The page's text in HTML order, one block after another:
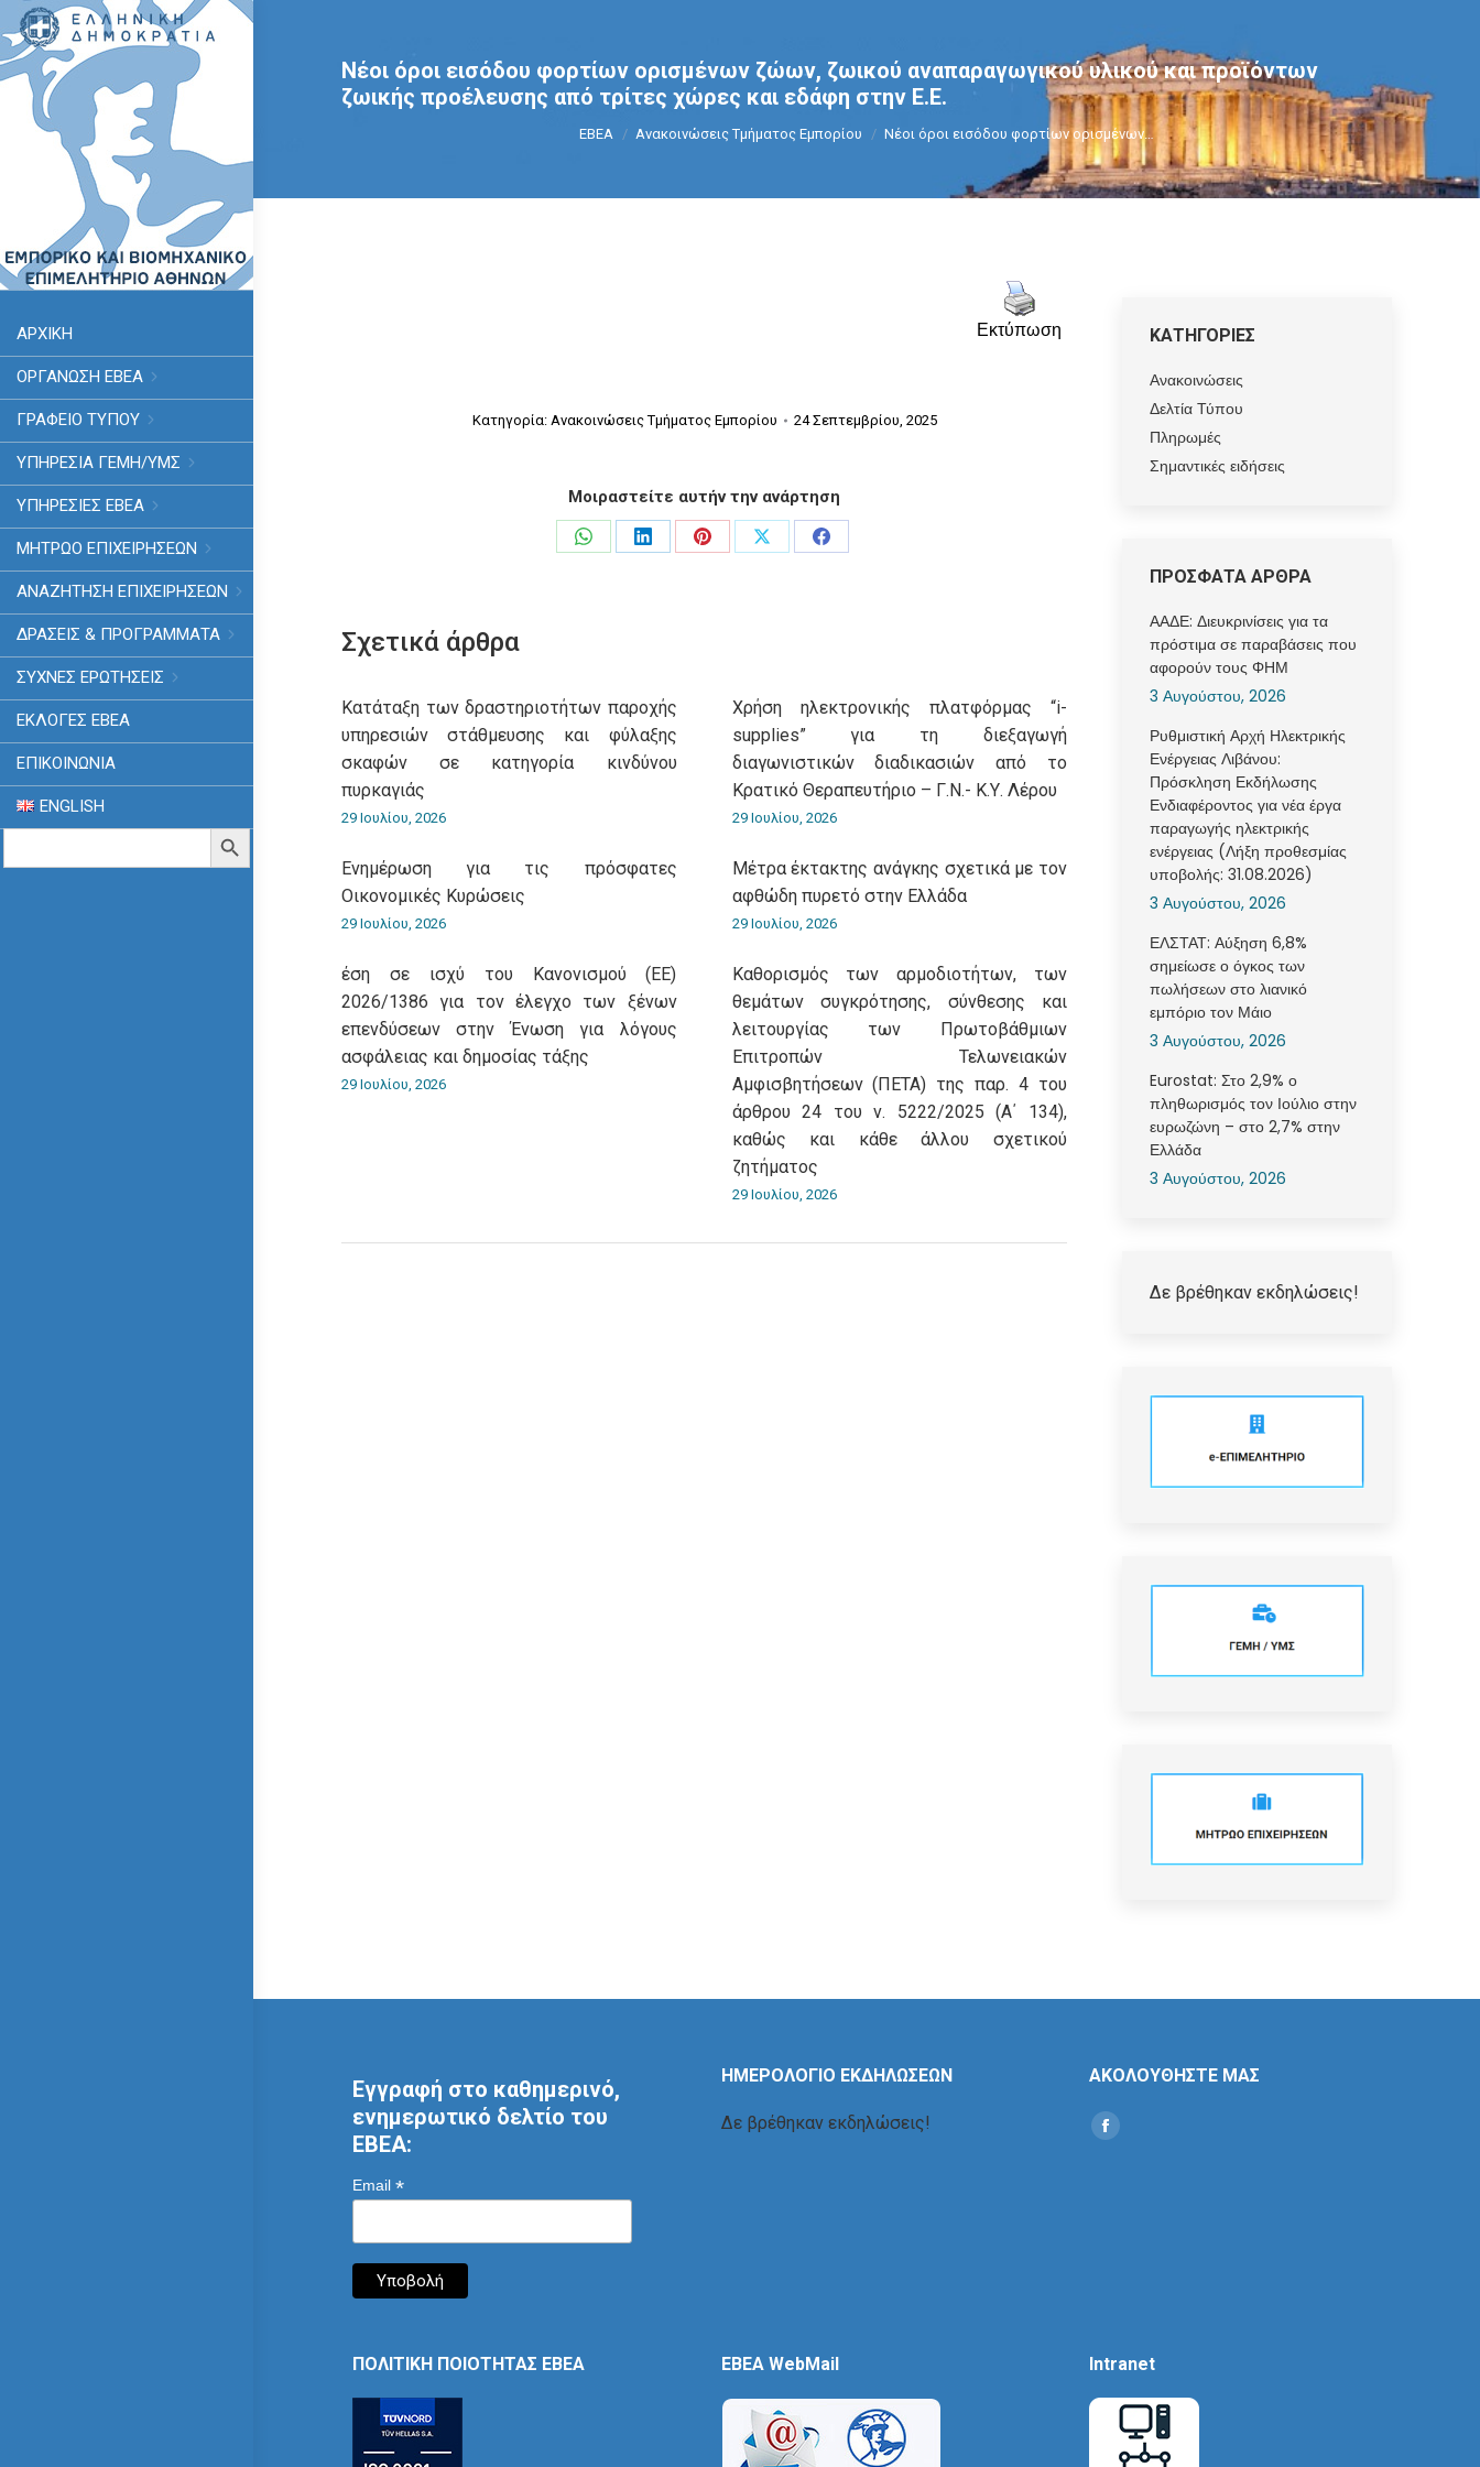
ΑΡΧΙΚΗ
ΟΡΓΑΝΩΣΗ ΕΒΕΑ
ΓΡΑΦΕΙΟ ΤΥΠΟΥ
ΥΠΗΡΕΣΊΑ ΓΕΜΗ/ΥΜΣ
ΥΠΗΡΕΣΙΕΣ ΕΒΕΑ
ΜΗΤΡΩΟ ΕΠΙΧΕΙΡΗΣΕΩΝ
ΑΝΑΖΗΤΗΣΗ ΕΠΙΧΕΙΡΗΣΕΩΝ
ΔΡΑΣΕΙΣ & ΠΡΟΓΡΑΜΜΑΤΑ
ΣΥΧΝΕΣ ΕΡΩΤΗΣΕΙΣ
ΕΚΛΟΓΈΣ ΕΒΕΑ
ΕΠΙΚΟΙΝΩΝΙΑ
ENGLISH
Search
Search Button
Νέοι όροι εισόδου φορτίων ορισμένων ζώων, ζωικού αναπαραγωγικού υλικού και προϊόντων
ζωικής προέλευσης από τρίτες χώρες και εδάφη στην Ε.Ε.
You are here:
ΕΒΕΑ Ανακοινώσεις Τμήματος Εμπορίου Νέοι όροι εισόδου φορτίων ορισμένων…
Εκτύπωση
Κατηγορία: Ανακοινώσεις Τμήματος Εμπορίου 24 Σεπτεμβρίου, 2025
Μοιραστείτε αυτήν την ανάρτηση
Share
Share
Share
Share
Share
Σχετικά άρθρα
Κατάταξη των δραστηριοτήτων παροχής
υπηρεσιών στάθμευσης και φύλαξης
σκαφών σε κατηγορία κινδύνου
πυρκαγιάς
29 Ιουλίου, 2026
Χρήση ηλεκτρονικής πλατφόρμας “i-
supplies” για τη διεξαγωγή
διαγωνιστικών διαδικασιών από το
Κρατικό Θεραπευτήριο – Γ.Ν.- Κ.Υ. Λέρου
29 Ιουλίου, 2026
Ενημέρωση για τις πρόσφατες
Οικονομικές Κυρώσεις
29 Ιουλίου, 2026
Μέτρα έκτακτης ανάγκης σχετικά με τον
αφθώδη πυρετό στην Ελλάδα
29 Ιουλίου, 2026
έση σε ισχύ του Κανονισμού (ΕΕ)
2026/1386 για τον έλεγχο των ξένων
επενδύσεων στην Ένωση για λόγους
ασφάλειας και δημοσίας τάξης
29 Ιουλίου, 2026
Καθορισμός των αρμοδιοτήτων, των
θεμάτων συγκρότησης, σύνθεσης και
λειτουργίας των Πρωτοβάθμιων
Επιτροπών Τελωνειακών
Αμφισβητήσεων (ΠΕΤΑ) της παρ. 4 του
άρθρου 24 του ν. 5222/2025 (Α΄ 134),
καθώς και κάθε άλλου σχετικού
ζητήματος
29 Ιουλίου, 2026
ΚΑΤΗΓΟΡΙΕΣ
Ανακοινώσεις
Δελτία Τύπου
Πληρωμές
Σημαντικές ειδήσεις
ΠΡΟΣΦΑΤΑ ΑΡΘΡΑ
ΑΑΔΕ: Διευκρινίσεις για τα
πρόστιμα σε παραβάσεις που
αφορούν τους ΦΗΜ
3 Αυγούστου, 2026
Ρυθμιστική Αρχή Ηλεκτρικής
Ενέργειας Λιβάνου:
Πρόσκληση Εκδήλωσης
Ενδιαφέροντος για νέα έργα
παραγωγής ηλεκτρικής
ενέργειας (Λήξη προθεσμίας
υποβολής: 31.08.2026)
3 Αυγούστου, 2026
ΕΛΣΤΑΤ: Αύξηση 6,8%
σημείωσε ο όγκος των
πωλήσεων στο λιανικό
εμπόριο τον Μάιο
3 Αυγούστου, 2026
Eurostat: Στο 2,9% ο
πληθωρισμός τον Ιούλιο στην
ευρωζώνη – στο 2,7% στην
Ελλάδα
3 Αυγούστου, 2026
Δε βρέθηκαν εκδηλώσεις!
Εγγραφή στο καθημερινό,
ενημερωτικό δελτίο του
ΕΒΕΑ:
Email *
ΗΜΕΡΟΛΟΓΙΟ ΕΚΔΗΛΩΣΕΩΝ
Δε βρέθηκαν εκδηλώσεις!
ΑΚΟΛΟΥΘΗΣΤΕ ΜΑΣ
Find us on:
Social
ΠΟΛΙΤΙΚΗ ΠΟΙΟΤΗΤΑΣ ΕΒΕΑ EBEA WebMail Intranet